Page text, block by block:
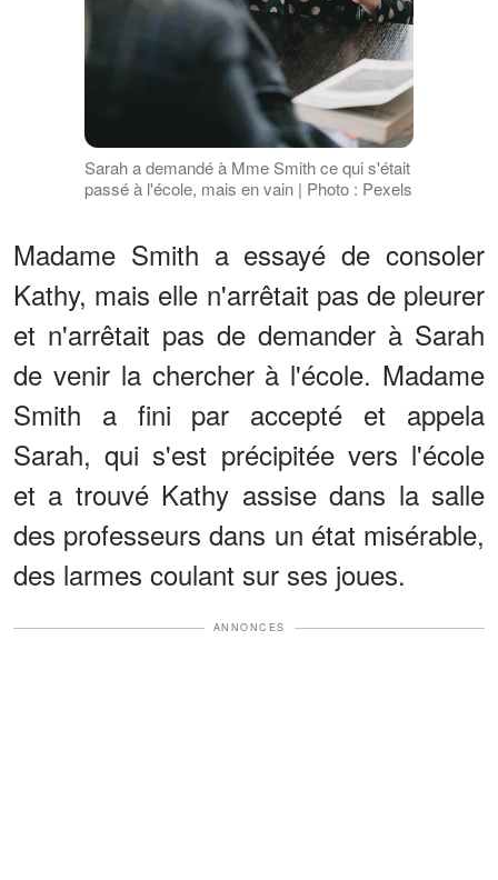
Sarah a demandé à Mme Smith ce qui s'était
passé à l'école, mais en vain | Photo : Pexels
Madame Smith a essayé de consoler
Kathy, mais elle n'arrêtait pas de pleurer
et n'arrêtait pas de demander à Sarah
de venir la chercher à l'école. Madame
Smith a fini par accepté et appela
Sarah, qui s'est précipitée vers l'école
et a trouvé Kathy assise dans la salle
des professeurs dans un état misérable,
des larmes coulant sur ses joues.
ANNONCES